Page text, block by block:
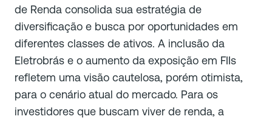
de Renda consolida sua estratégia de
diversificação e busca por oportunidades em
diferentes classes de ativos. A inclusão da
Eletrobrás e o aumento da exposição em FIIs
refletem uma visão cautelosa, porém otimista,
para o cenário atual do mercado. Para os
investidores que buscam viver de renda, a